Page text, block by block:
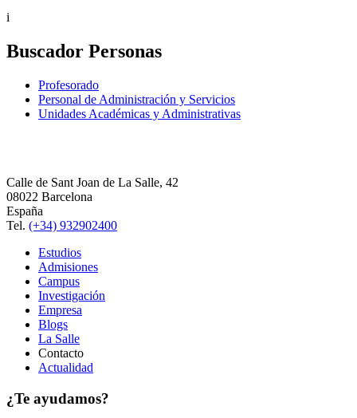
i
Buscador Personas
Profesorado
Personal de Administración y Servicios
Unidades Académicas y Administrativas
Calle de Sant Joan de La Salle, 42
08022 Barcelona
España
Tel. (+34) 932902400
Estudios
Admisiones
Campus
Investigación
Empresa
Blogs
La Salle
Contacto
Actualidad
¿Te ayudamos?